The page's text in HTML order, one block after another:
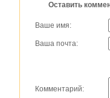
Оставить
Ваше имя:
Ваша почта:
Комментарий: